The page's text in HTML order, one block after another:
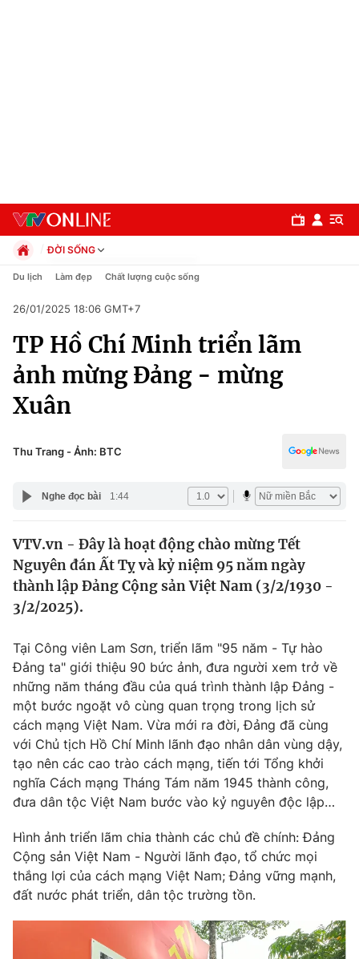
Chuyên mục
Chính trị
Xã hội
Pháp luật
Y tế
Thế giới
Tin tức
Thế giới đó đây
Câu chuyện quốc tế
Kinh tế
Thị trường
Góc doanh nghiệp
Dữ liệu và đời sống
Truyền hình
Phim VTV
Hậu trường
Nhân vật
Giải sao mai
Giải trí
Điện ảnh
Âm nhạc
Sao
Đời sống
Làm đẹp
Chất lượng cuộc sống
Giáo dục
Tuyển sinh
Học trực tuyến
Công nghệ
Giao lưu trực tuyến
ĐỜI SỐNG
Chính trị
Pháp luật
Kinh tế
Thể thao
Truyền hình
Văn hóa - Giải trí
Công nghệ
Du lịch Làm đẹp Chất lượng cuộc sống
26/01/2025 18:06 GMT+7
TP Hồ Chí Minh triển lãm
ảnh mừng Đảng - mừng
Xuân
Thu Trang - Ảnh: BTC
Nghe đọc bài 1:44
VTV.vn - Đây là hoạt động chào mừng Tết
Nguyên đán Ất Tỵ và kỷ niệm 95 năm ngày
thành lập Đảng Cộng sản Việt Nam (3/2/1930 -
3/2/2025).
Tại Công viên Lam Sơn, triển lãm "95 năm - Tự hào
Đảng ta" giới thiệu 90 bức ảnh, đưa người xem trở về
những năm tháng đầu của quá trình thành lập Đảng -
một bước ngoặt vô cùng quan trọng trong lịch sử
cách mạng Việt Nam. Vừa mới ra đời, Đảng đã cùng
với Chủ tịch Hồ Chí Minh lãnh đạo nhân dân vùng dậy,
tạo nên các cao trào cách mạng, tiến tới Tổng khởi
nghĩa Cách mạng Tháng Tám năm 1945 thành công,
đưa dân tộc Việt Nam bước vào kỷ nguyên độc lập…
Hình ảnh triển lãm chia thành các chủ đề chính: Đảng
Cộng sản Việt Nam - Người lãnh đạo, tổ chức mọi
thắng lợi của cách mạng Việt Nam; Đảng vững mạnh,
đất nước phát triển, dân tộc trường tồn.